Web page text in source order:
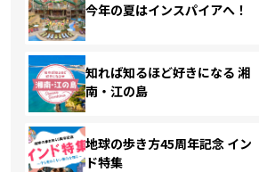
今年の夏はインスパイアへ！
知れば知るほど好きになる 湘
南・江の島
地球の歩き方45周年記念 イン
ド特集